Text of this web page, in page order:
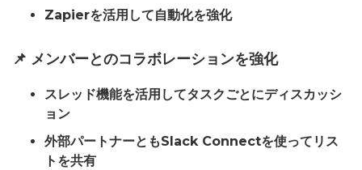
Zapierを活用して自動化を強化
📌 メンバーとのコラボレーションを強化
スレッド機能を活用してタスクごとにディスカッシ
ョン
外部パートナーともSlack Connectを使ってリス
トを共有